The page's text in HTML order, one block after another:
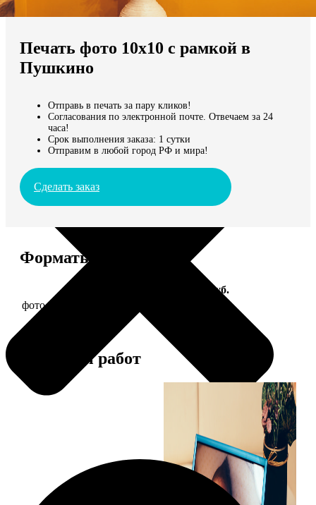
Мы доставляем по всему миру
Продолжить без города
Печать фото 10х10 с рамкой в
Пушкино
Отправь в печать за пару кликов!
Согласования по электронной почте. Отвечаем за 24
часа!
Срок выполнения заказа: 1 сутки
Отправим в любой город РФ и мира!
Сделать заказ
Форматы и цены
Цена, руб.
фото 10х10 в деревянной рамке
Примеры работ